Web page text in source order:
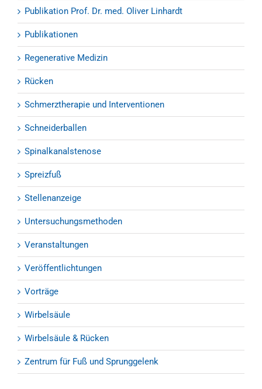
Publikation Prof. Dr. med. Oliver Linhardt
Publikationen
Regenerative Medizin
Rücken
Schmerztherapie und Interventionen
Schneiderballen
Spinalkanalstenose
Spreizfuß
Stellenanzeige
Untersuchungsmethoden
Veranstaltungen
Veröffentlichtungen
Vorträge
Wirbelsäule
Wirbelsäule & Rücken
Zentrum für Fuß und Sprunggelenk